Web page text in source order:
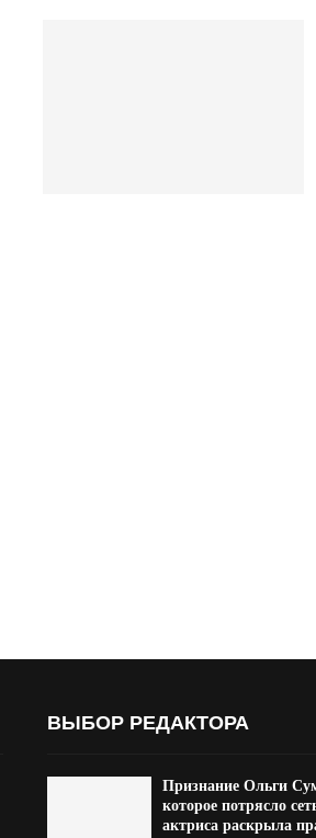
ВЫБОР РЕДАКТОРА
Признание Ольги
которое потрясло
актриса раскрыла